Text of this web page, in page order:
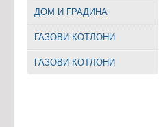
ДОМ И ГРАДИНА
ГАЗОВИ КОТЛОНИ
ГАЗОВИ КОТЛОНИ